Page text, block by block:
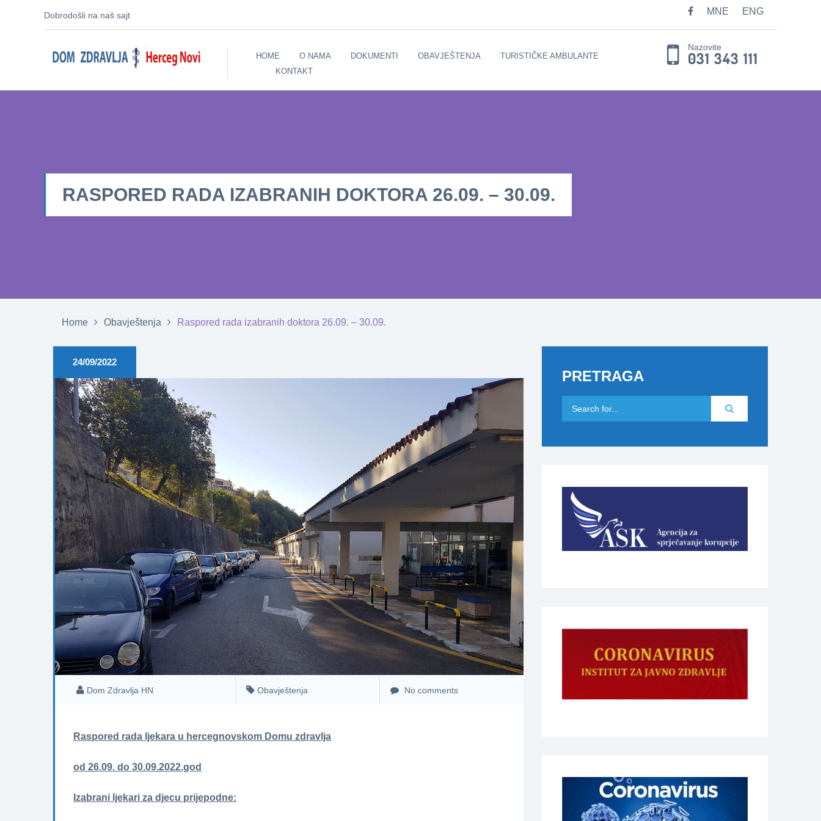
Dobrodošli na naš sajt MNE ENG
HOME O NAMA DOKUMENTI OBAVJEŠTENJA
TURISTIČKE AMBULANTE
KONTAKT
Nazovite
031 343 111
RASPORED RADA IZABRANIH DOKTORA 26.09. – 30.09.
Home Obavještenja Raspored rada izabranih doktora 26.09. – 30.09.
24/09/2022
Dom Zdravlja HN Obavještenja No comments
Raspored rada ljekara u hercegnovskom Domu zdravlja
od 26.09. do 30.09.2022.god
Izabrani ljekari za djecu prijepodne:
PRETRAGA